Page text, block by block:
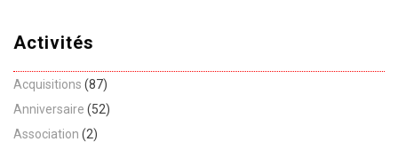
Activités
Acquisitions (87)
Anniversaire (52)
Association (2)